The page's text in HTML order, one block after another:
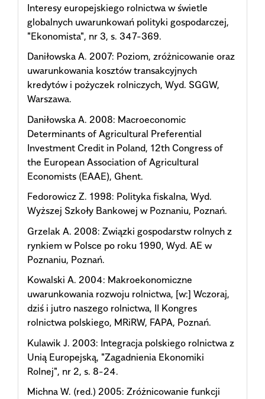
Interesy europejskiego rolnictwa w świetle
globalnych uwarunkowań polityki gospodarczej,
"Ekonomista", nr 3, s. 347-369.
Daniłowska A. 2007: Poziom, zróżnicowanie oraz
uwarunkowania kosztów transakcyjnych
kredytów i pożyczek rolniczych, Wyd. SGGW,
Warszawa.
Daniłowska A. 2008: Macroeconomic
Determinants of Agricultural Preferential
Investment Credit in Poland, 12th Congress of
the European Association of Agricultural
Economists (EAAE), Ghent.
Fedorowicz Z. 1998: Polityka fiskalna, Wyd.
Wyższej Szkoły Bankowej w Poznaniu, Poznań.
Grzelak A. 2008: Związki gospodarstw rolnych z
rynkiem w Polsce po roku 1990, Wyd. AE w
Poznaniu, Poznań.
Kowalski A. 2004: Makroekonomiczne
uwarunkowania rozwoju rolnictwa, [w:] Wczoraj,
dziś i jutro naszego rolnictwa, II Kongres
rolnictwa polskiego, MRiRW, FAPA, Poznań.
Kulawik J. 2003: Integracja polskiego rolnictwa z
Unią Europejską, "Zagadnienia Ekonomiki
Rolnej", nr 2, s. 8-24.
Michna W. (red.) 2005: Zróżnicowanie funkcji